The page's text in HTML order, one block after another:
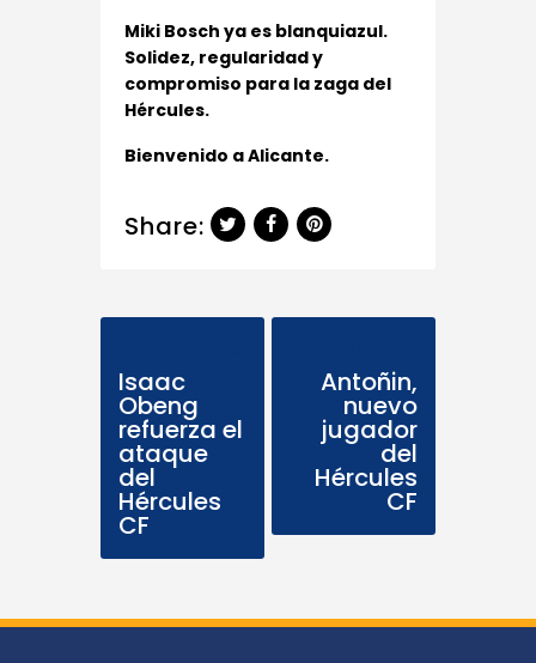
Miki Bosch ya es blanquiazul.
Solidez, regularidad y
compromiso para la zaga del
Hércules.
Bienvenido a Alicante.
Share:
Isaac
Obeng
refuerza el
ataque
del
Hércules
CF
Antoñin,
nuevo
jugador
del
Hércules
CF